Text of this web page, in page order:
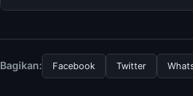
dan terpercaya.
Bagikan: Facebook Twitter